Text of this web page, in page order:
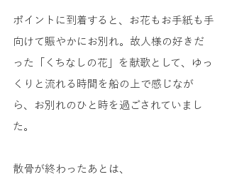
ポイントに到着すると、お花もお手紙も手
向けて賑やかにお別れ。故人様の好きだ
った「くちなしの花」を献歌として、ゆっ
くりと流れる時間を船の上で感じなが
ら、お別れのひと時を過ごされていまし
た。
散骨が終わったあとは、